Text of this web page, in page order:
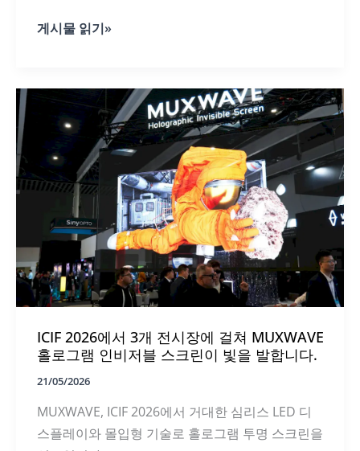
Muxwave
Rental
Screen
Redefines
Creative
Stage
Visuals
게시물 읽기»
ICIF 2026에서 3개 전시장에 걸쳐 MUXWAVE
홀로그램 인비저블 스크린이 빛을 발합니다.
21/05/2026
MUXWAVE, ICIF 2026에서 거대한 심리스 LED 디
스플레이와 몰입형 기술로 홀로그램 투명 스크린을